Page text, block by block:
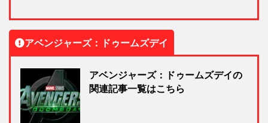
アベンジャーズ：ドゥームズデイ
アベンジャーズ：ドゥームズデイの
関連記事一覧はこちら